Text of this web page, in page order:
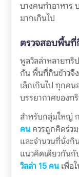
บางคนทำอาหาร
มากเกินไป
ตรวจสอบพื้นที่
พูลวิลล่าหลายทริ
กัน พื้นที่กินข้าวจึ
เล็กเกินไป ทุกค
บรรยากาศของท
สำหรับกลุ่มใหญ่
คนควรถูกคิดร่วม
และจำนวนที่นั่งกิ
แนวคิดเดียวกันกั
วิลล่า 15 คนเพื่อ